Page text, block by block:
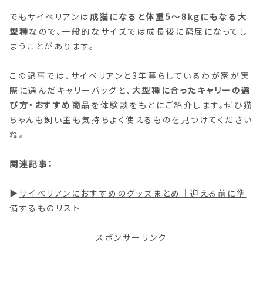
でもサイベリアンは 成猫になると体重5〜8kgにもなる大
型種なので、一般的なサイズでは成長後に窮屈になってし
まうことがあります。
この記事では、サイベリアンと3年暮らしているわが家が実
際に選んだキャリーバッグと、 大型種に合ったキャリーの選
び方・おすすめ商品 を体験談をもとにご紹介します。ぜひ猫
ちゃんも飼い主も気持ちよく使えるものを見つけてください
ね。
関連記事：
▶︎ サイベリアンにおすすめのグッズまとめ｜迎える前に準
備するものリスト
スポンサーリンク